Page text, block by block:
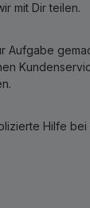
mit Dir teilen.
Aufgabe
Hilfe